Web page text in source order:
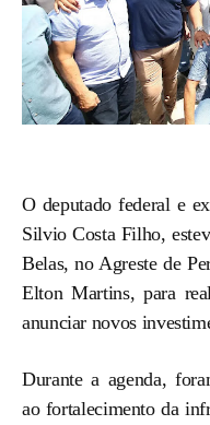
O deputado federal e
Silvio Costa Filho,
Belas, no Agreste de
Elton Martins, para
anunciar novos
Durante a agenda,
ao fortalecimento da